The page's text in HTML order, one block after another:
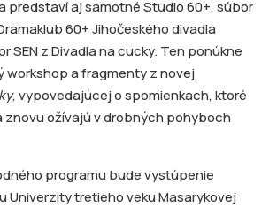
predstaví aj samotné Studio 60+, súbor
60+ Jihočeského divadla
SEN z Divadla na cucky. Ten ponúkne
workshop a fragmenty z novej
, vypovedajúcej o spomienkach, ktoré
znovu ožívajú v drobných pohyboch
programu bude vystúpenie
Univerzity tretieho veku Masarykovej